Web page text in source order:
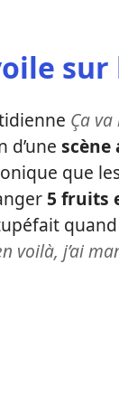
Ça
d’une scène
que
5 fruits
voilà, j’ai